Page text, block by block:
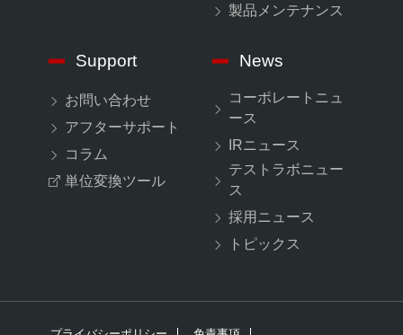
製品メンテナンス
Support
お問い合わせ
アフターサポート
コラム
単位変換ツール
News
コーポレートニュ
ース
IRニュース
テストラボニュー
ス
採用ニュース
トピックス